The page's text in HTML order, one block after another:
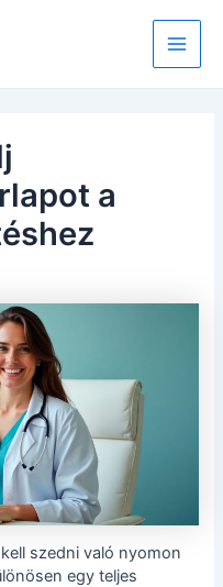
Main
a
szedni való nyomon
egy teljes